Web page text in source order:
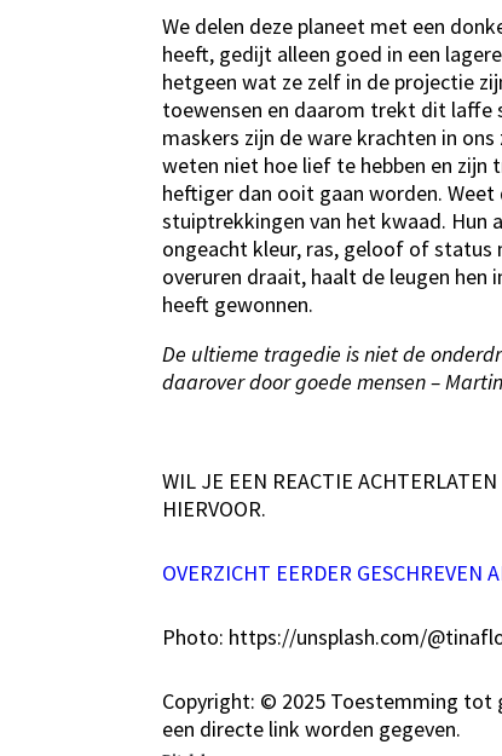
We delen deze planeet met een
heeft, gedijt alleen goed in een
hetgeen wat ze zelf in de projectie
toewensen en daarom trekt dit laffe
maskers zijn de ware krachten in
weten niet hoe lief te hebben en zijn
heftiger dan ooit gaan worden.
stuiptrekkingen van het kwaad. Hun
ongeacht kleur, ras, geloof of status
overuren draait, haalt de leugen
heeft gewonnen.
De ultieme tragedie is niet de
daarover door goede mensen –
WIL JE EEN REACTIE
HIERVOOR.
OVERZICHT EERDER GESCHREVEN
Photo: https://unsplash.com/
Copyright: © 2025 Toestemming tot
een directe link worden gegeven.